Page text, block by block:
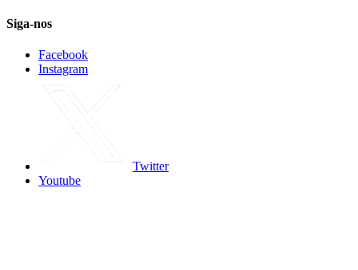
Siga-nos
Facebook
Instagram
Twitter
Youtube